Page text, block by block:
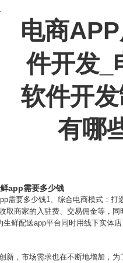
电商
件开发_
软件开
有哪
app需要多少钱
需要多少钱1、综合电商模式：
取商家的入驻费、交易佣金等，
鲜配送app平台同时用线下实体
新，市场需求也在不断地增加，